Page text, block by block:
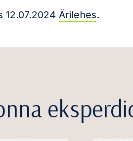
12.07.2024 Ärilehes.